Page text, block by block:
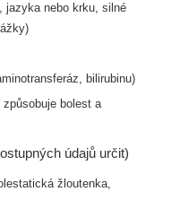
jazyka nebo krku, silné
bilirubinu)
bolest a
údajů určit)
žloutenka,